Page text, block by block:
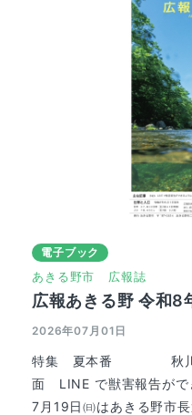
電子ブック
あきる野市 広報誌
広報あきる野 令和8
2026年07月01日
特集 夏本番 秋川渓
面 LINE で獣害報告が
7月19日㈰はあきる野市